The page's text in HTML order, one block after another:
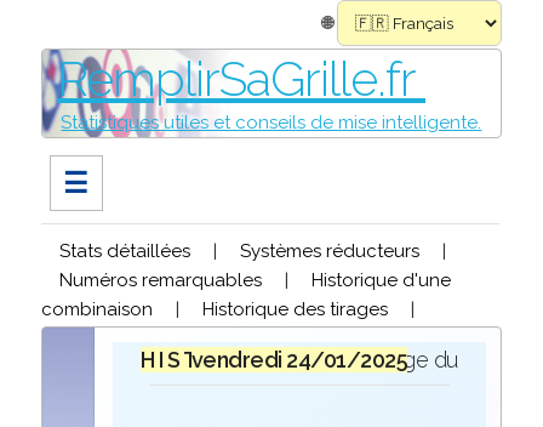
🌐
RemplirSaGrille.fr
Statistiques utiles et conseils de mise intelligente.
☰
Stats détaillées | Systèmes réducteurs
|
Numéros remarquables
|
Historique d'une
combinaison
| Historique des tirages |
H I S T O R I Q U Elors du tirage du
vendredi 24/01/2025